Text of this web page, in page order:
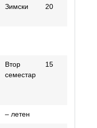
Зимски 20
Втор
семестар
15
– летен